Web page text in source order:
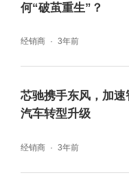
可靠运转为使命
能源汽车行业高
新昌球轴承生产
锥滚子轴承生产
内新能源汽车客
孚将持续兑现对
何“破茧重生”？
经销商 3年前
芯驰携手东风，加速
汽车转型升级
经销商 3年前